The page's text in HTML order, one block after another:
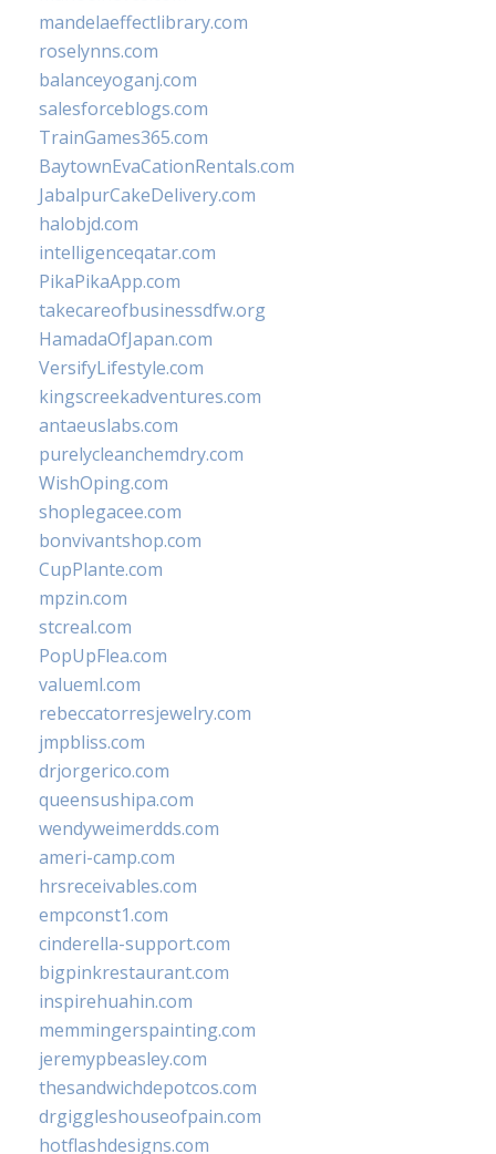
mandelaeffectlibrary.com
roselynns.com
balanceyoganj.com
salesforceblogs.com
TrainGames365.com
BaytownEvaCationRentals.com
JabalpurCakeDelivery.com
halobjd.com
intelligenceqatar.com
PikaPikaApp.com
takecareofbusinessdfw.org
HamadaOfJapan.com
VersifyLifestyle.com
kingscreekadventures.com
antaeuslabs.com
purelycleanchemdry.com
WishOping.com
shoplegacee.com
bonvivantshop.com
CupPlante.com
mpzin.com
stcreal.com
PopUpFlea.com
valueml.com
rebeccatorresjewelry.com
jmpbliss.com
drjorgerico.com
queensushipa.com
wendyweimerdds.com
ameri-camp.com
hrsreceivables.com
empconst1.com
cinderella-support.com
bigpinkrestaurant.com
inspirehuahin.com
memmingerspainting.com
jeremypbeasley.com
thesandwichdepotcos.com
drgiggleshouseofpain.com
hotflashdesigns.com